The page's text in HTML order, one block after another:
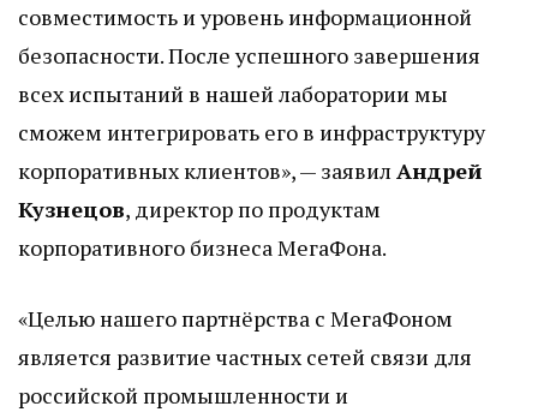
совместимость и уровень информационной
безопасности. После успешного завершения
всех испытаний в нашей лаборатории мы
сможем интегрировать его в инфраструктуру
корпоративных клиентов», — заявил Андрей
Кузнецов, директор по продуктам
корпоративного бизнеса МегаФона.
«Целью нашего партнёрства с МегаФоном
является развитие частных сетей связи для
российской промышленности и